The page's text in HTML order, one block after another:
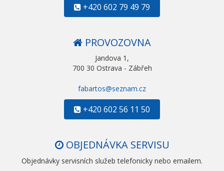
+420 602 79 49 79
PROVOZOVNA
Jandova 1,
700 30 Ostrava - Zábřeh
fabartos@seznam.cz
+420 602 56 11 50
OBJEDNÁVKA SERVISU
Objednávky servisních služeb telefonicky nebo emailem.